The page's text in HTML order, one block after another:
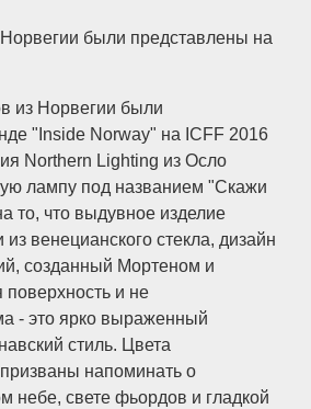
из Норвегии были
"Inside Norway" на ICFF 2016
Northern Lighting из Осло
лампу под названием "Скажи
то, что выдувное изделие
венецианского стекла, дизайн
созданный Мортеном и
поверхность и не
- это ярко выраженный
стиль. Цвета
напоминать о
небе, свете фьордов и гладкой